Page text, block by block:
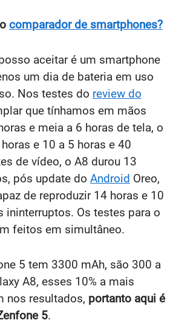
comparador de smartphones?
aceitar é um smartphone
um dia de bateria em uso
Nos testes do review do
que tínhamos em mãos
e meia a 6 horas de tela, o
e 10 a 5 horas e 40
de vídeo, o A8 durou 13
pós update do Android Oreo,
de reproduzir 14 horas e 10
ininterruptos. Os testes para o
feitos em simultâneo.
5 tem 3300 mAh, são 300 a
A8, esses 10% a mais
nos resultados, portanto aqui é
5.